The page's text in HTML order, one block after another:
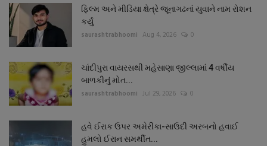
ફિલ્મ અને મીડિયા ક્ષેત્રે જૂનાગઢનાં યુવાને નામ રોશન
કર્યું
saurashtrabhoomi Aug 4, 2026 0
ચાંદીપુરા વાયરસથી મહેસાણા જીલ્લામાં 4 વર્ષીય
બાળકીનું મોત...
saurashtrabhoomi Jul 29, 2026 0
હવે ઈરાક ઉપર અમેરીકા-સાઉદી અરબનો હવાઈ
હુમલો ઈરાન સમર્થીત...